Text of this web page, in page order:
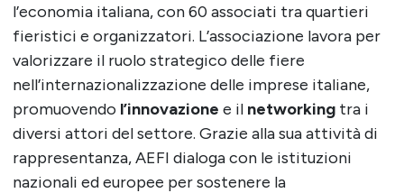
l’economia italiana, con 60 associati tra quartieri
fieristici e organizzatori. L’associazione lavora per
valorizzare il ruolo strategico delle fiere
nell’internazionalizzazione delle imprese italiane,
promuovendo l’innovazione e il networkingtra i
diversi attori del settore. Grazie alla sua attività di
rappresentanza, AEFI dialoga con le istituzioni
nazionali ed europee per sostenere la